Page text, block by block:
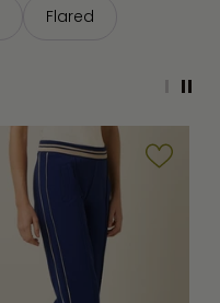
Flared